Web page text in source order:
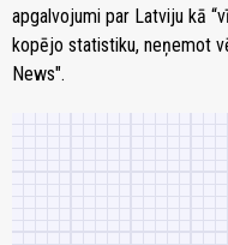
apgalvojumi par Latviju kā
kopējo statistiku, neņemot
News".